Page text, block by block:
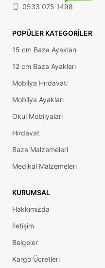
0533 075 1498
POPÜLER KATEGORILER
15 cm Baza Ayakları
12 cm Baza Ayakları
Mobilya Hırdavatı
Mobilya Ayakları
Okul Mobilyaları
Hırdavat
Baza Malzemeleri
Medikal Malzemeleri
KURUMSAL
Hakkımızda
İletişim
Belgeler
Kargo Ücretleri